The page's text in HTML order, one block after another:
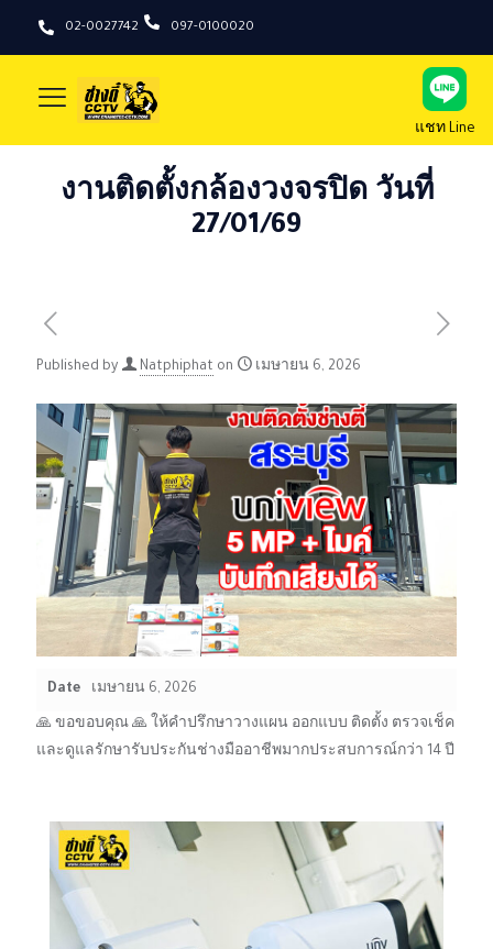
02-0027742 097-0100020
แชท Line
งานติดตั้งกล้องวงจรปิด วันที่
27/01/69
Published by Natphiphat on เมษายน 6, 2026
Date เมษายน 6, 2026
🙏 ขอขอบคุณ 🙏 ให้คำปรึกษาวางแผน ออกแบบ ติดตั้ง ตรวจเช็ค
และดูแลรักษารับประกันช่างมืออาชีพมากประสบการณ์กว่า 14 ปี